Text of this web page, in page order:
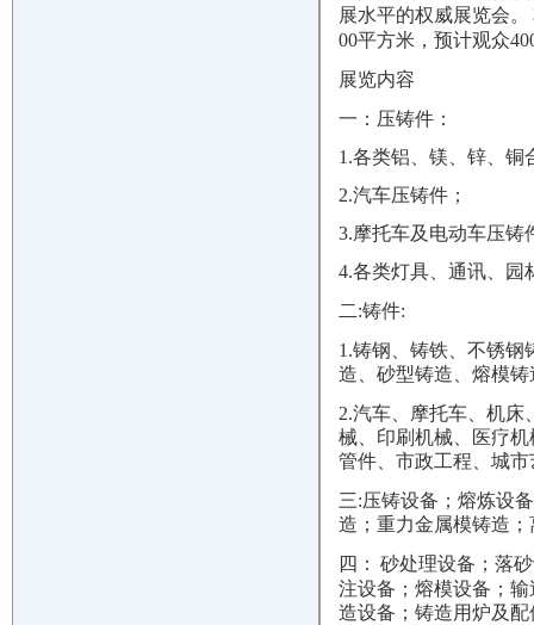
展水平的权威展览会。
00平方米，预计观众
展览内容
一：压铸件：
1.各类铝、镁、锌、铜
2.汽车压铸件；
3.摩托车及电动车压铸
4.各类灯具、通讯、园
二:铸件:
1.铸钢、铸铁、不锈钢
造、砂型铸造、熔模
2.汽车、摩托车、机床
械、印刷机械、医疗
管件、市政工程、城
三:压铸设备；熔炼设
造；重力金属模铸造
四： 砂处理设备；落
注设备；熔模设备；
造设备；铸造用炉及